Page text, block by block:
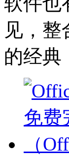
见，
的经典